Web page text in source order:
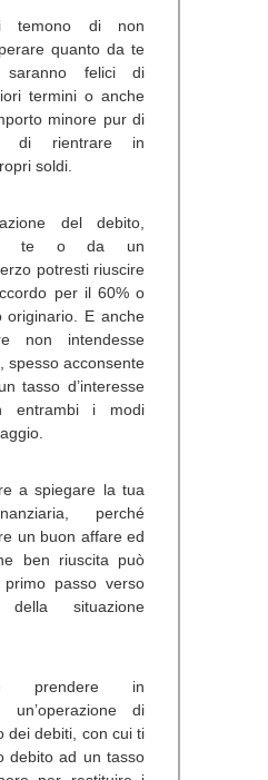
temono di non
quanto da te
saranno felici di
termini o anche
minore pur di
di rientrare in
soldi.
del debito,
te o da un
potresti riuscire
per il 60% o
originario. E anche
non intendesse
spesso acconsente
tasso d’interesse
entrambi i modi
a spiegare la tua
perché
un buon affare ed
ben riuscita può
passo verso
della situazione
prendere in
un’operazione di
dei debiti, con cui ti
debito ad un tasso